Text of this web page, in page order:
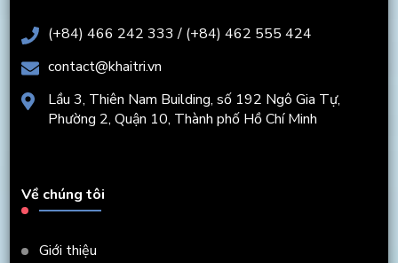
(+84) 466 242 333 / (+84) 462 555 424
contact@khaitri.vn
Lầu 3, Thiên Nam Building, số 192 Ngô Gia Tự,
Phường 2, Quận 10, Thành phố Hồ Chí Minh
Về chúng tôi
Giới thiệu